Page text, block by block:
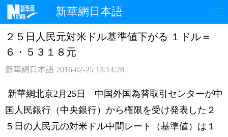
新華網日本語
ホームページ 政治 経済
観光 評論 写真
中日対訳
２５日人民元対米ドル基準値下がる １ドル＝
６・５３１８元
新華網日本語 2016-02-25 13:14:28
新華網北京2月25日 中国外国為替取引センターが中
国人民銀行（中央銀行）から権限を受け発表した２
５日の人民元の対米ドル中間レート（基準値）は１